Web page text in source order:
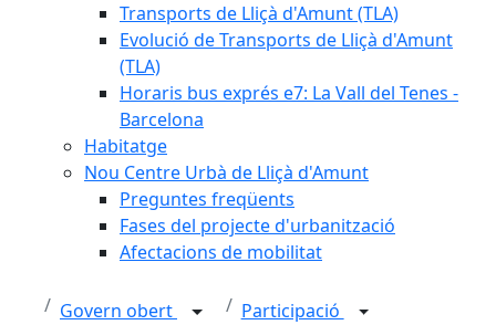
Transports de Lliçà d'Amunt (TLA)
Evolució de Transports de Lliçà d'Amunt
(TLA)
Horaris bus exprés e7: La Vall del Tenes -
Barcelona
Habitatge
Nou Centre Urbà de Lliçà d'Amunt
Preguntes freqüents
Fases del projecte d'urbanització
Afectacions de mobilitat
Govern obert
Participació